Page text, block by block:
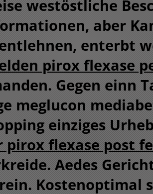
westöstliche
aber
enterbt
pirox flexase
Gegen einn
meglucon
einziges
pirox flexase post
Aedes